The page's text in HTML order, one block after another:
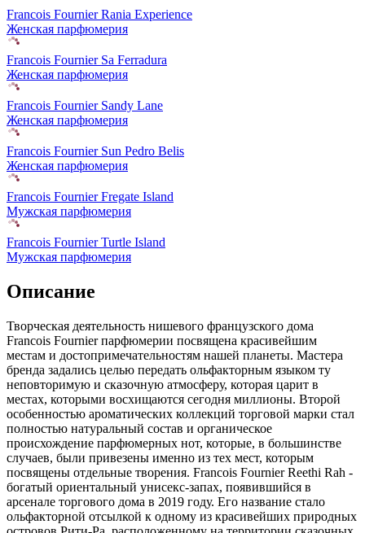
Francois Fournier Rania Experience
Женская парфюмерия
Francois Fournier Sa Ferradura
Женская парфюмерия
Francois Fournier Sandy Lane
Женская парфюмерия
Francois Fournier Sun Pedro Belis
Женская парфюмерия
Francois Fournier Fregate Island
Мужская парфюмерия
Francois Fournier Turtle Island
Мужская парфюмерия
Описание
Творческая деятельность нишевого французского дома
Francois Fournier парфюмерии посвящена красивейшим
местам и достопримечательностям нашей планеты. Мастера
бренда задались целью передать ольфакторным языком ту
неповторимую и сказочную атмосферу, которая царит в
местах, которыми восхищаются сегодня миллионы. Второй
особенностью ароматических коллекций торговой марки стал
полностью натуральный состав и органическое
происхождение парфюмерных нот, которые, в большинстве
случаев, были привезены именно из тех мест, которым
посвящены отдельные творения. Francois Fournier Reethi Rah -
богатый ориентальный унисекс-запах, появившийся в
арсенале торгового дома в 2019 году. Его название стало
ольфакторной отсылкой к одному из красивейших природных